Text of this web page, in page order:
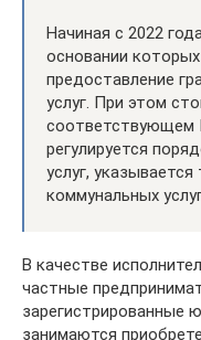
Начиная с 2022
основании
предоставление
услуг. При этом
соответствующем
регулируется
услуг,
коммунальных
В качестве
частные
зарегистрированные
занимаются